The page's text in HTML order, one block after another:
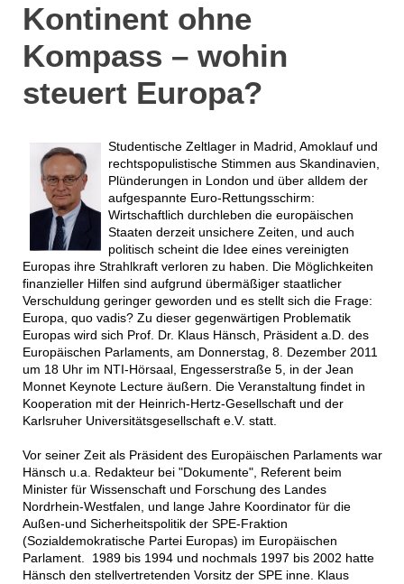
Kontinent ohne
Kompass – wohin
steuert Europa?
Studentische Zeltlager in Madrid, Amoklauf und
rechtspopulistische Stimmen aus Skandinavien,
Plünderungen in London und über alldem der
aufgespannte Euro-Rettungsschirm:
Wirtschaftlich durchleben die europäischen
Staaten derzeit unsichere Zeiten, und auch
politisch scheint die Idee eines vereinigten
Europas ihre Strahlkraft verloren zu haben. Die Möglichkeiten
finanzieller Hilfen sind aufgrund übermäßiger staatlicher
Verschuldung geringer geworden und es stellt sich die Frage:
Europa, quo vadis? Zu dieser gegenwärtigen Problematik
Europas wird sich Prof. Dr. Klaus Hänsch, Präsident a.D. des
Europäischen Parlaments, am Donnerstag, 8. Dezember 2011
um 18 Uhr im NTI-Hörsaal, Engesserstraße 5, in der Jean
Monnet Keynote Lecture äußern. Die Veranstaltung findet in
Kooperation mit der Heinrich-Hertz-Gesellschaft und der
Karlsruher Universitätsgesellschaft e.V. statt.
Vor seiner Zeit als Präsident des Europäischen Parlaments war
Hänsch u.a. Redakteur bei "Dokumente", Referent beim
Minister für Wissenschaft und Forschung des Landes
Nordrhein-Westfalen, und lange Jahre Koordinator für die
Außen-und Sicherheitspolitik der SPE-Fraktion
(Sozialdemokratische Partei Europas) im Europäischen
Parlament. 1989 bis 1994 und nochmals 1997 bis 2002 hatte
Hänsch den stellvertretenden Vorsitz der SPE inne. Klaus